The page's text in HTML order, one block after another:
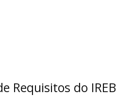
Requisitos do IREB